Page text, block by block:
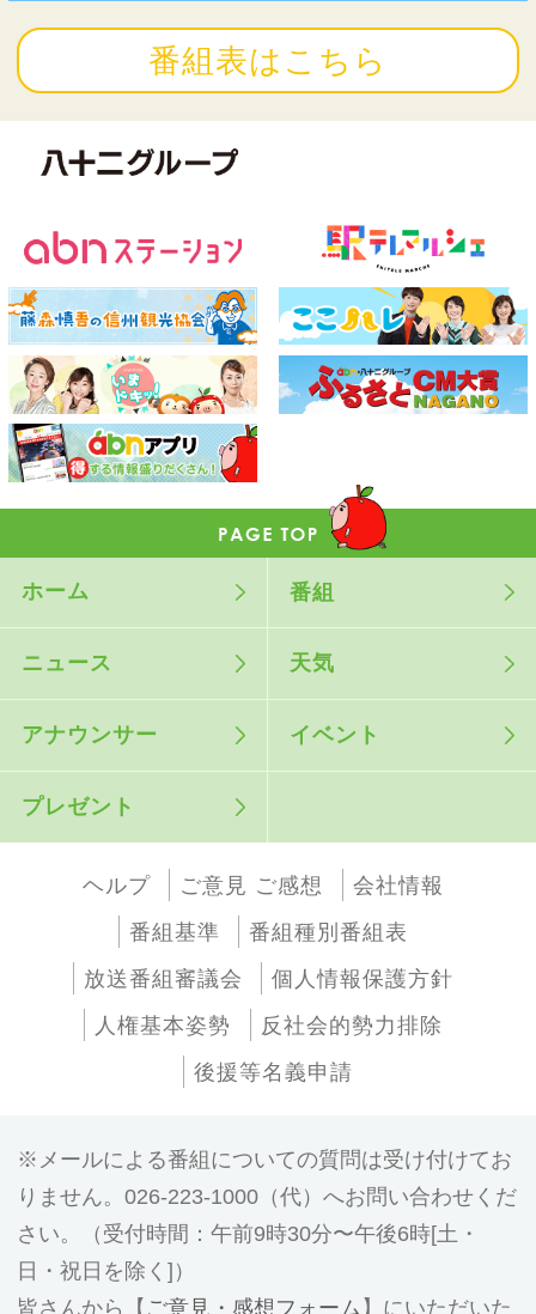
番組表はこちら
ホーム 番組
ニュース 天気
アナウンサー イベント
プレゼント
ヘルプ ご意見 ご感想
会社情報
番組基準
番組種別番組表
放送番組審議会
個人情報保護方針
人権基本姿勢
反社会的勢力排除
後援等名義申請
メールによる番組についての質問は受け付けてお
りません。026-223-1000（代）へお問い合わせくだ
さい。（受付時間：午前9時30分〜午後6時[土・
日・祝日を除く]）
皆さんから【 ご意見・感想フォーム 】にいただいた